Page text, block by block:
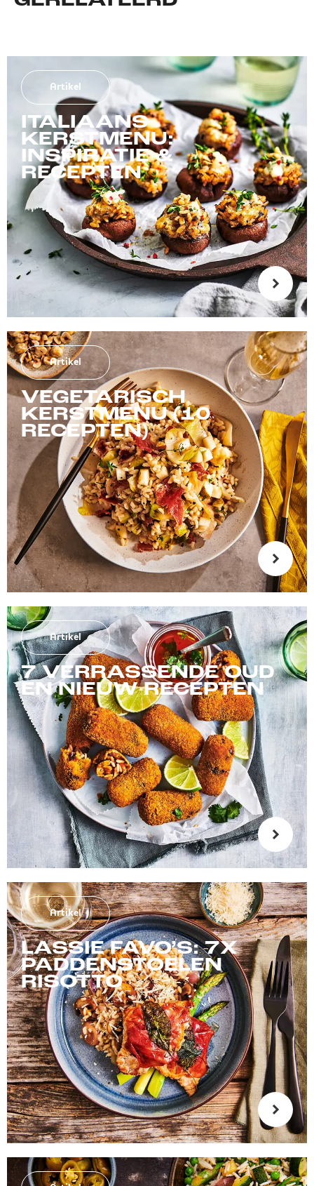
Artikel
ITALIAANS
KERSTMENU:
INSPIRATIE &
RECEPTEN
Artikel
VEGETARISCH
KERSTMENU (10
RECEPTEN)
Artikel
7 VERRASSENDE OUD
EN NIEUW RECEPTEN
Artikel
LASSIE FAVO’S: 7X
PADDENSTOELEN
RISOTTO